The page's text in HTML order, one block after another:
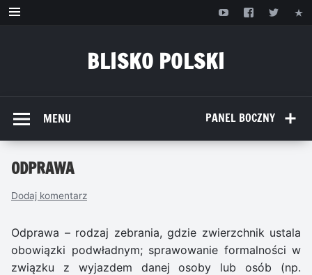
Przejdź
BLISKO POLSKI
PANEL BOCZNY
MENU
ODPRAWA
Dodaj komentarz
Odprawa – rodzaj zebrania, gdzie zwierzchnik ustala
obowiązki podwładnym; sprawowanie formalności w
związku z wyjazdem danej osoby lub osób (np.